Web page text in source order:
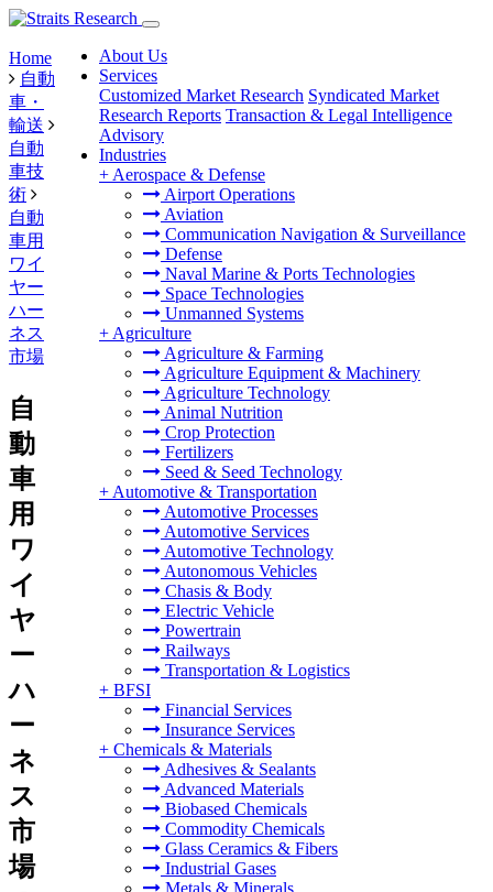
About Us
Services
Customized Market Research Syndicated Market
Research Reports Transaction & Legal Intelligence
Advisory
Industries
+ Aerospace & Defense
Airport Operations
Aviation
Communication Navigation & Surveillance
Defense
Naval Marine & Ports Technologies
Space Technologies
Unmanned Systems
+ Agriculture
Agriculture & Farming
Agriculture Equipment & Machinery
Agriculture Technology
Animal Nutrition
Crop Protection
Fertilizers
Seed & Seed Technology
+ Automotive & Transportation
Automotive Processes
Automotive Services
Automotive Technology
Autonomous Vehicles
Chasis & Body
Electric Vehicle
Powertrain
Railways
Transportation & Logistics
+ BFSI
Financial Services
Insurance Services
+ Chemicals & Materials
Adhesives & Sealants
Advanced Materials
Biobased Chemicals
Commodity Chemicals
Glass Ceramics & Fibers
Industrial Gases
Metals & Minerals
Home
自動
車・
輸送
自動
車技
術
自動
車用
ワイ
ヤー
ハー
ネス
市場
自
動
車
用
ワ
イ
ヤ
ー
ハ
ー
ネ
ス
市
場